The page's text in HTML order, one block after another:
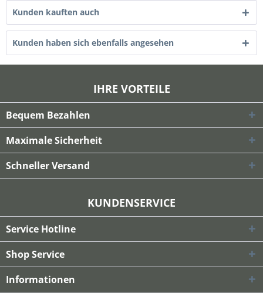
Kunden kauften auch
Kunden haben sich ebenfalls angesehen
IHRE VORTEILE
Bequem Bezahlen
Maximale Sicherheit
Schneller Versand
KUNDENSERVICE
Service Hotline
Shop Service
Informationen